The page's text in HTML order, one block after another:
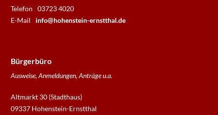
Telefon
03723 4020
E-Mail
info@hohenstein-ernstthal.de
Bürgerbüro
Ausweise, Anmeldungen, Anträge u.a.
Altmarkt 30 (Stadthaus)
09337 Hohenstein-Ernstthal